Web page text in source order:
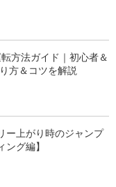
方法ガイド｜初心者＆
方＆コツを解説
上がり時のジャンプ
グ編】